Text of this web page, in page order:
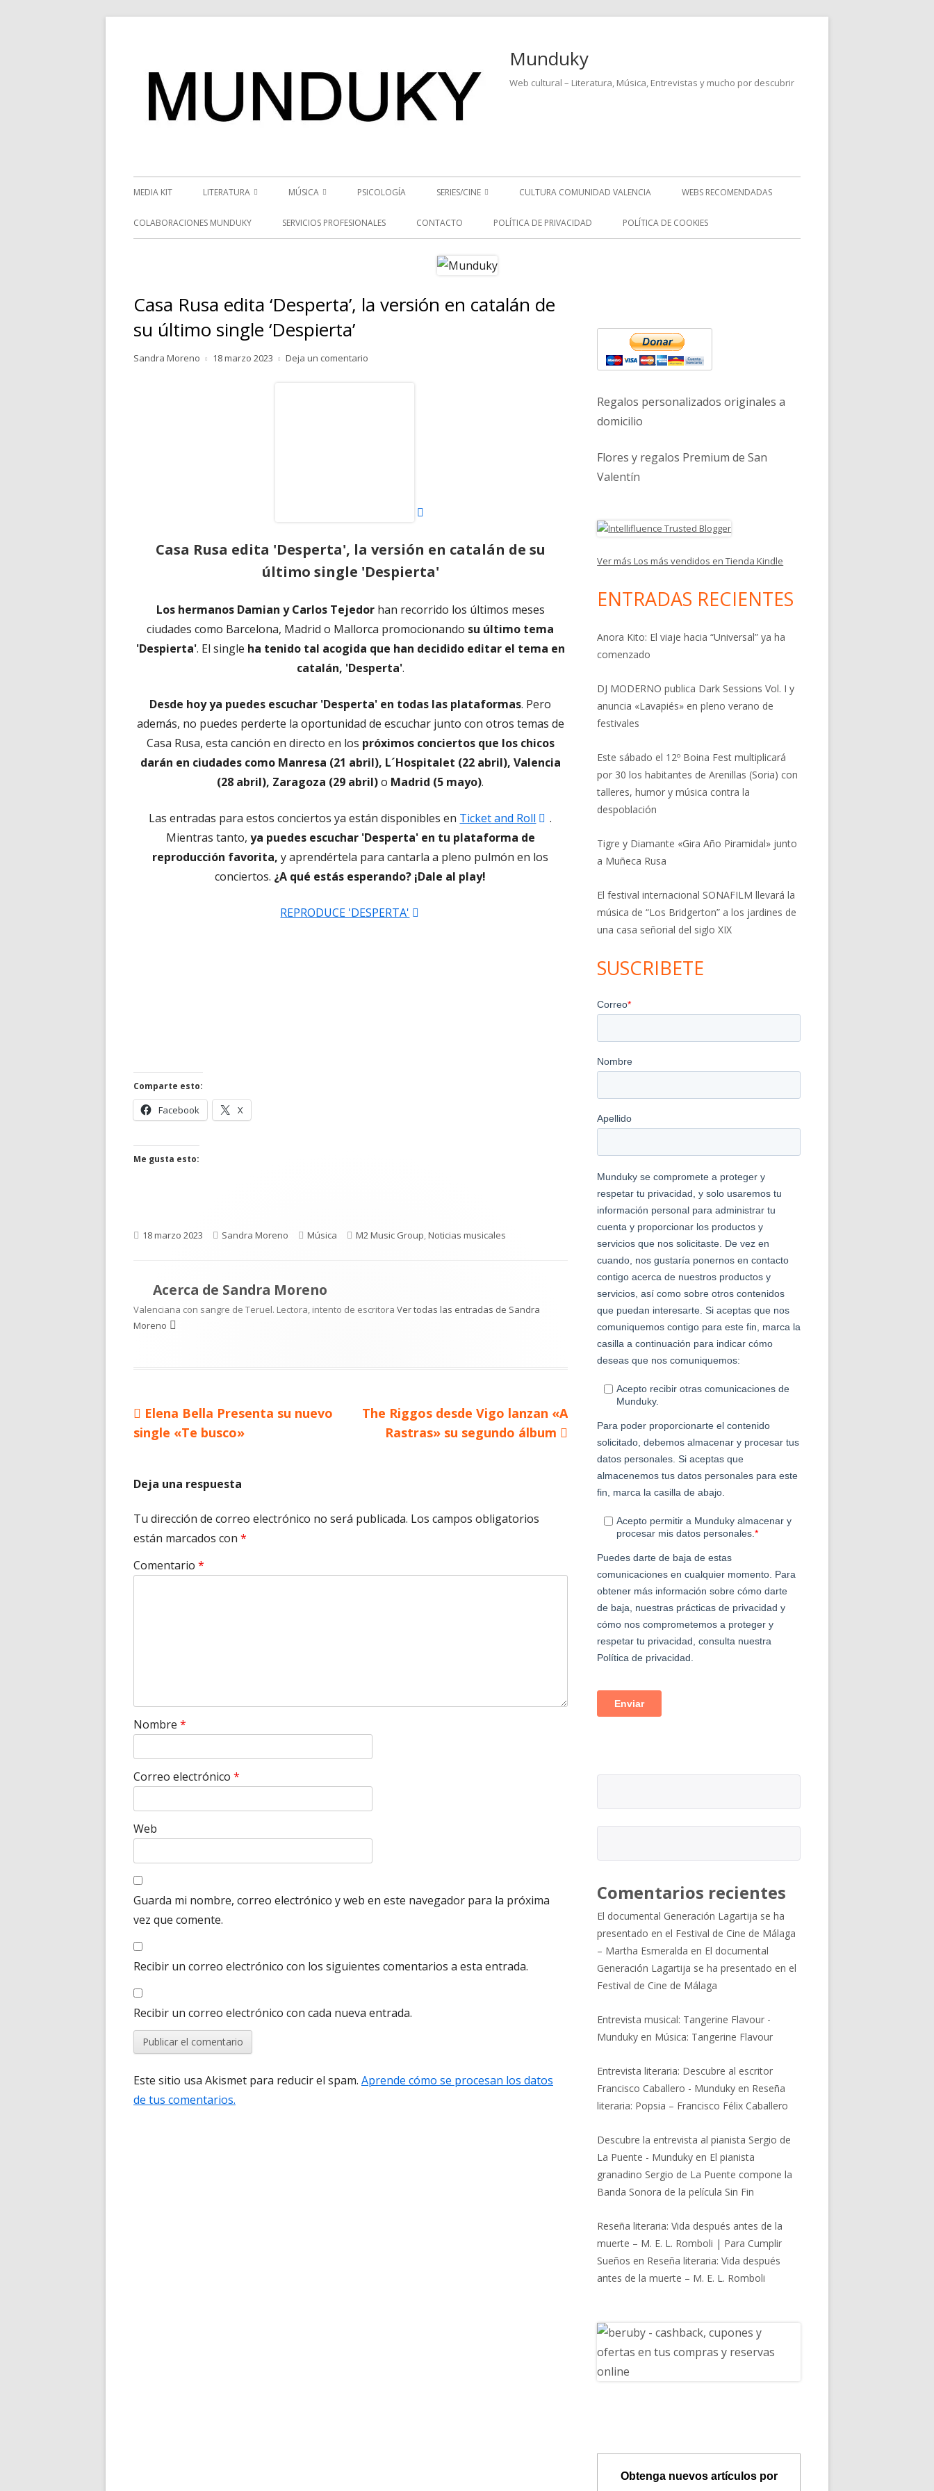
Munduky
Web cultural – Literatura, Música, Entrevistas y mucho por descubrir
Menú
principal
MEDIA KIT LITERATURA
RESEÑAS
DESCUBRIENDO ESCRITORES
RELATOS
MÚSICA
NOTICIAS MUSICALES
PSICOLOGÍA SERIES/CINE
SERIES
CULTURA COMUNIDAD VALENCIA WEBS RECOMENDADAS
COLABORACIONES MUNDUKY SERVICIOS PROFESIONALES CONTACTO POLÍTICA DE PRIVACIDAD POLÍTICA DE COOKIES
Casa Rusa edita ‘Desperta’, la versión en catalán de
su último single ‘Despierta’
Autor
Sandra Moreno
Publicado
18 marzo 2023 Deja un comentario para Casa Rusa edita ‘Desperta’, la versión en catalán de su último single ‘Despierta’
Casa Rusa edita 'Desperta', la versión en catalán de su
último single 'Despierta'
Los hermanos Damian y Carlos Tejedor han recorrido los últimos meses
ciudades como Barcelona, Madrid o Mallorca promocionando su último tema
'Despierta'. El single ha tenido tal acogida que han decidido editar el tema en
catalán, 'Desperta'.
Desde hoy ya puedes escuchar 'Desperta' en todas las plataformas. Pero
además, no puedes perderte la oportunidad de escuchar junto con otros temas de
Casa Rusa, esta canción en directo en los próximos conciertos que los chicos
darán en ciudades como Manresa (21 abril), L´Hospitalet (22 abril), Valencia
(28 abril), Zaragoza (29 abril)o Madrid (5 mayo).
Las entradas para estos conciertos ya están disponibles en Ticket and Roll
Abrir
una
.
Mientras tanto, ya puedes escuchar 'Desperta' en tu plataforma de
reproducción favorita, y aprendértela para cantarla a pleno pulmón en los
conciertos. ¿A qué estás esperando? ¡Dale al play!
REPRODUCE 'DESPERTA'
Comparte esto:
Facebook
Abrir
en
X
en
Me gusta esto:
Publicado
18 marzo 2023 Autor
Sandra Moreno Categorías
Música Etiquetas
M2 Music Group,Noticias musicales
Acerca de Sandra Moreno
Valenciana con sangre de Teruel. Lectora, intento de escritora Ver todas las entradas de Sandra
Moreno
Navegación
de
entradas
Artículo
anterior
Elena Bella Presenta su nuevo
single «Te busco»
Artículo
siguiente
The Riggos desde Vigo lanzan «A
Rastras» su segundo álbum
Deja una respuesta
Tu dirección de correo electrónico no será publicada. Los campos obligatorios
están marcados con *
Comentario *
Nombre *
Correo electrónico *
Web
Guarda mi nombre, correo electrónico y web en este navegador para la próxima
vez que comente.
Recibir un correo electrónico con los siguientes comentarios a esta entrada.
Recibir un correo electrónico con cada nueva entrada.
Este sitio usa Akismet para reducir el spam. Aprende cómo se procesan los datos
de tus comentarios.
lateral
principal
Regalos personalizados originales a
domicilio
Flores y regalos Premium de San
Valentín
Ver más Los más vendidos en Tienda Kindle
ENTRADAS RECIENTES
Anora Kito: El viaje hacia “Universal” ya ha
comenzado
DJ MODERNO publica Dark Sessions Vol. I y
anuncia «Lavapiés» en pleno verano de
festivales
Este sábado el 12º Boina Fest multiplicará
por 30 los habitantes de Arenillas (Soria) con
talleres, humor y música contra la
despoblación
Tigre y Diamante «Gira Año Piramidal» junto
a Muñeca Rusa
El festival internacional SONAFILM llevará la
música de “Los Bridgerton” a los jardines de
una casa señorial del siglo XIX
SUSCRIBETE
Comentarios recientes
El documental Generación Lagartija se ha
presentado en el Festival de Cine de Málaga
– Martha Esmeralda en El documental
Generación Lagartija se ha presentado en el
Festival de Cine de Málaga
Entrevista musical: Tangerine Flavour -
Munduky en Música: Tangerine Flavour
Entrevista literaria: Descubre al escritor
Francisco Caballero - Munduky en Reseña
literaria: Popsia – Francisco Félix Caballero
Descubre la entrevista al pianista Sergio de
La Puente - Munduky en El pianista
granadino Sergio de La Puente compone la
Banda Sonora de la película Sin Fin
Reseña literaria: Vida después antes de la
muerte – M. E. L. Romboli | Para Cumplir
Sueños en Reseña literaria: Vida después
antes de la muerte – M. E. L. Romboli
Obtenga nuevos artículos por